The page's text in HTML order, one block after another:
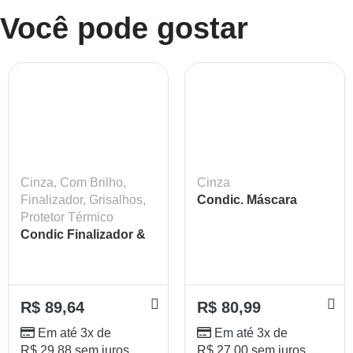
Você pode gostar
Cinza, Com Brilho,
Finalizador, Grisalhos,
Protetor Térmico
Condic Finalizador &
Lokenzzi
R$ 89,64
Em até 3x de
Cinza
Condic. Máscara
R$ 80,99
Em até 3x de